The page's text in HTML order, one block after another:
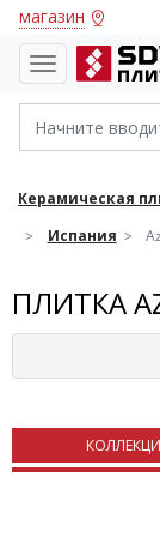
магазин
Керамическая
Испания
ПЛИТКА